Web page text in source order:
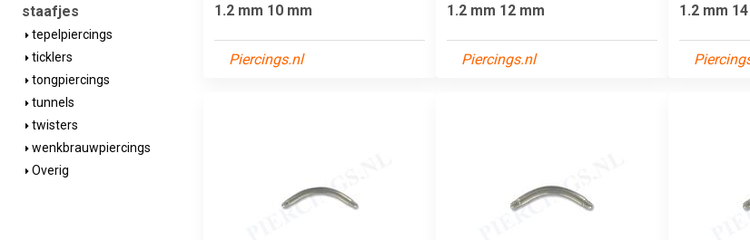
staafjes
tepelpiercings
ticklers
tongpiercings
tunnels
twisters
wenkbrauwpiercings
Overig
1.2 mm 10 mm
Piercings.nl
1.2 mm 12 mm
Piercings.nl
1.2 mm